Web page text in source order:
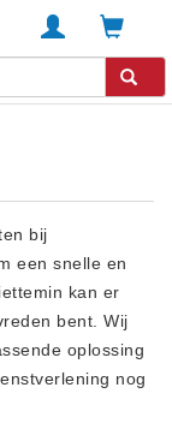
bij
een snelle en
kan er
bent. Wij
oplossing
nog